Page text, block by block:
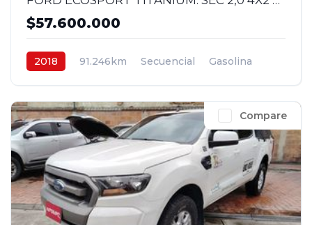
$57.600.000
2018 91.246km Secuencial
Gasolina
Compare